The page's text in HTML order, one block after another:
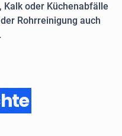
Kalk oder Küchenabfälle
Rohrreinigung auch